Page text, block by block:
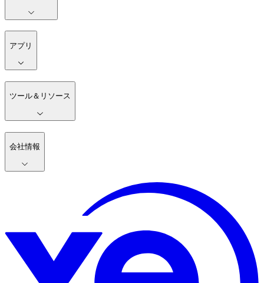
アプリ
ツール＆リソース
会社情報